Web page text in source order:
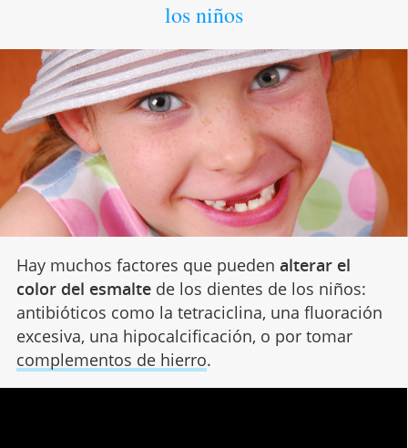
los niños
Hay muchos factores que pueden alterar el
color del esmaltede los dientes de los niños:
antibióticos como la tetraciclina, una fluoración
excesiva, una hipocalcificación, o por tomar
complementos de hierro.